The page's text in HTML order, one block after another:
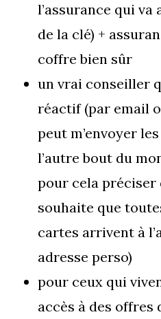
l’assurance qui va
de la clé) +
coffre bien sûr
un vrai conseiller
réactif (par email
peut m’envoyer
l’autre bout du
pour cela préciser
souhaite que
cartes arrivent à
adresse perso)
pour ceux qui
accès à des offres